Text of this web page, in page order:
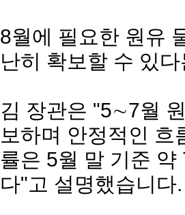
8월에 필요한 원유
난히 확보할 수 있
김 장관은 "5∼7월
보하며 안정적인
률은 5월 말 기준
다"고 설명했습니다.